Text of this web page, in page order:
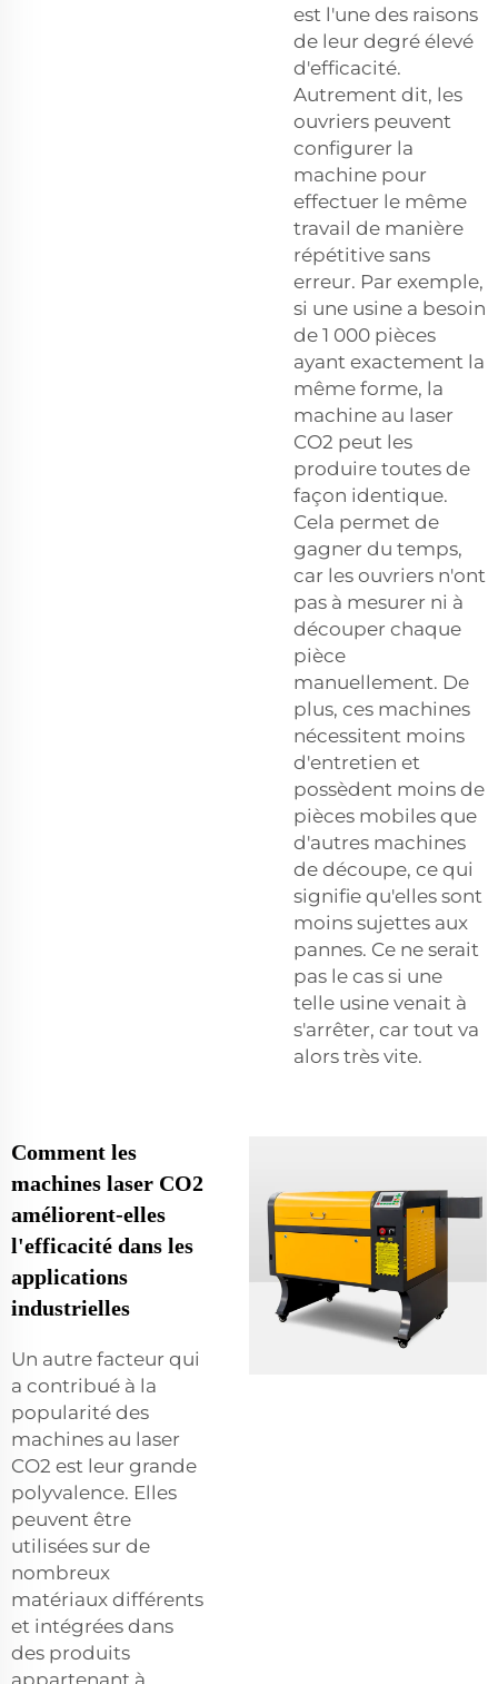
est l'une des raisons
de leur degré élevé
d'efficacité.
Autrement dit, les
ouvriers peuvent
configurer la
machine pour
effectuer le même
travail de manière
répétitive sans
erreur. Par exemple,
si une usine a besoin
de 1 000 pièces
ayant exactement la
même forme, la
machine au laser
CO2 peut les
produire toutes de
façon identique.
Cela permet de
gagner du temps,
car les ouvriers n'ont
pas à mesurer ni à
découper chaque
pièce
manuellement. De
plus, ces machines
nécessitent moins
d'entretien et
possèdent moins de
pièces mobiles que
d'autres machines
de découpe, ce qui
signifie qu'elles sont
moins sujettes aux
pannes. Ce ne serait
pas le cas si une
telle usine venait à
s'arrêter, car tout va
alors très vite.
Comment les
machines laser CO2
améliorent-elles
l'efficacité dans les
applications
industrielles
Un autre facteur qui
a contribué à la
popularité des
machines au laser
CO2 est leur grande
polyvalence. Elles
peuvent être
utilisées sur de
nombreux
matériaux différents
et intégrées dans
des produits
appartenant à